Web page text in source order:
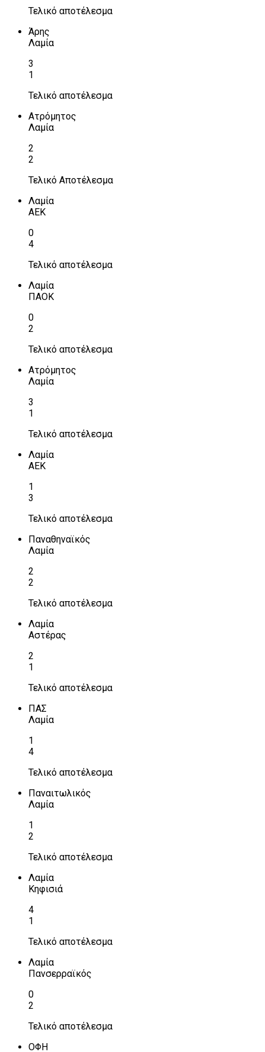
Τελικό αποτέλεσμα
Άρης
Λαμία
3
1
Τελικό αποτέλεσμα
Ατρόμητος
Λαμία
2
2
Τελικό Αποτέλεσμα
Λαμία
ΑΕΚ
0
4
Τελικό αποτέλεσμα
Λαμία
ΠΑΟΚ
0
2
Τελικό αποτέλεσμα
Ατρόμητος
Λαμία
3
1
Τελικό αποτέλεσμα
Λαμία
ΑΕΚ
1
3
Τελικό αποτέλεσμα
Παναθηναϊκός
Λαμία
2
2
Τελικό αποτέλεσμα
Λαμία
Αστέρας
2
1
Τελικό αποτέλεσμα
ΠΑΣ
Λαμία
1
4
Τελικό αποτέλεσμα
Παναιτωλικός
Λαμία
1
2
Τελικό αποτέλεσμα
Λαμία
Κηφισιά
4
1
Τελικό αποτέλεσμα
Λαμία
Πανσερραϊκός
0
2
Τελικό αποτέλεσμα
ΟΦΗ